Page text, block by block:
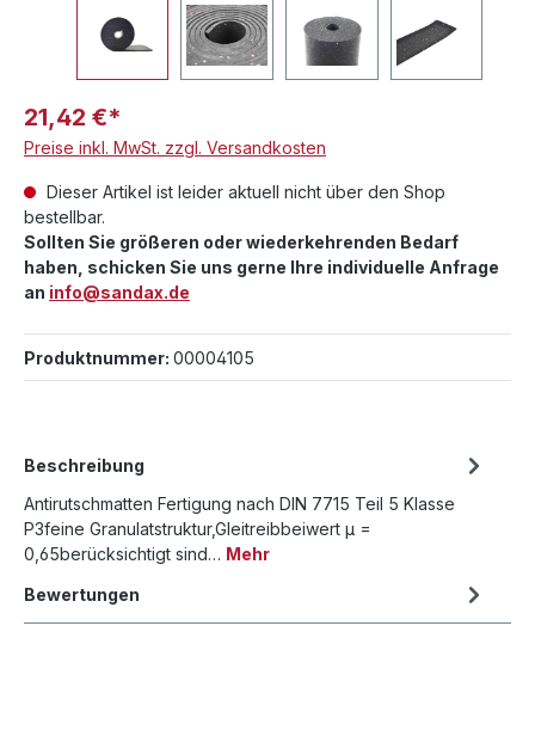
21,42 €*
Preise inkl. MwSt. zzgl. Versandkosten
Dieser Artikel ist leider aktuell nicht über den Shop
bestellbar.
Sollten Sie größeren oder wiederkehrenden Bedarf
haben, schicken Sie uns gerne Ihre individuelle Anfrage
an info@sandax.de
Produktnummer: 00004105
Beschreibung
Antirutschmatten Fertigung nach DIN 7715 Teil 5 Klasse
P3feine Granulatstruktur,Gleitreibbeiwert μ =
0,65berücksichtigt sind… Mehr
Bewertungen